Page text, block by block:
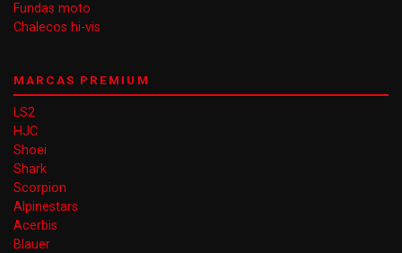
Fundas moto
Chalecos hi-vis
MARCAS PREMIUM
LS2
HJC
Shoei
Shark
Scorpion
Alpinestars
Acerbis
Blauer